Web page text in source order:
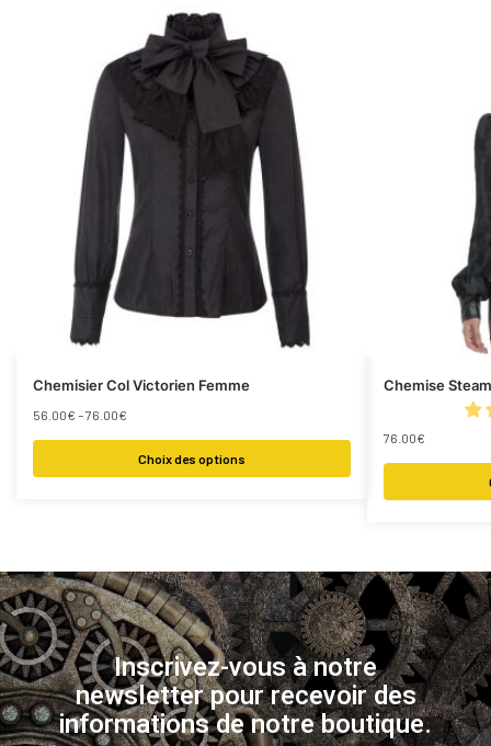
Chemisier Col Victorien Femme
56.00€ –76.00€
Choix des options
Chemise
76.00€
Inscrivez-vous à notre
newsletter pour recevoir des
informations de notre boutique.